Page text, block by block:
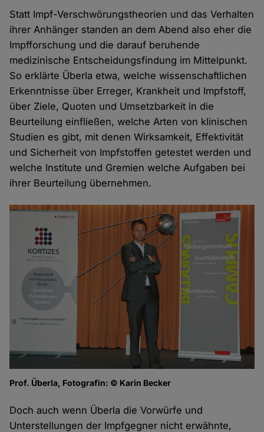
Statt Impf-Verschwörungstheorien und das Verhalten
ihrer Anhänger standen an dem Abend also eher die
Impfforschung und die darauf beruhende
medizinische Entscheidungsfindung im Mittelpunkt.
So erklärte Überla etwa, welche wissenschaftlichen
Erkenntnisse über Erreger, Krankheit und Impfstoff,
über Ziele, Quoten und Umsetzbarkeit in die
Beurteilung einfließen, welche Arten von klinischen
Studien es gibt, mit denen Wirksamkeit, Effektivität
und Sicherheit von Impfstoffen getestet werden und
welche Institute und Gremien welche Aufgaben bei
ihrer Beurteilung übernehmen.
Prof. Überla, Fotografin: © Karin Becker
Doch auch wenn Überla die Vorwürfe und
Unterstellungen der Impfgegner nicht erwähnte,